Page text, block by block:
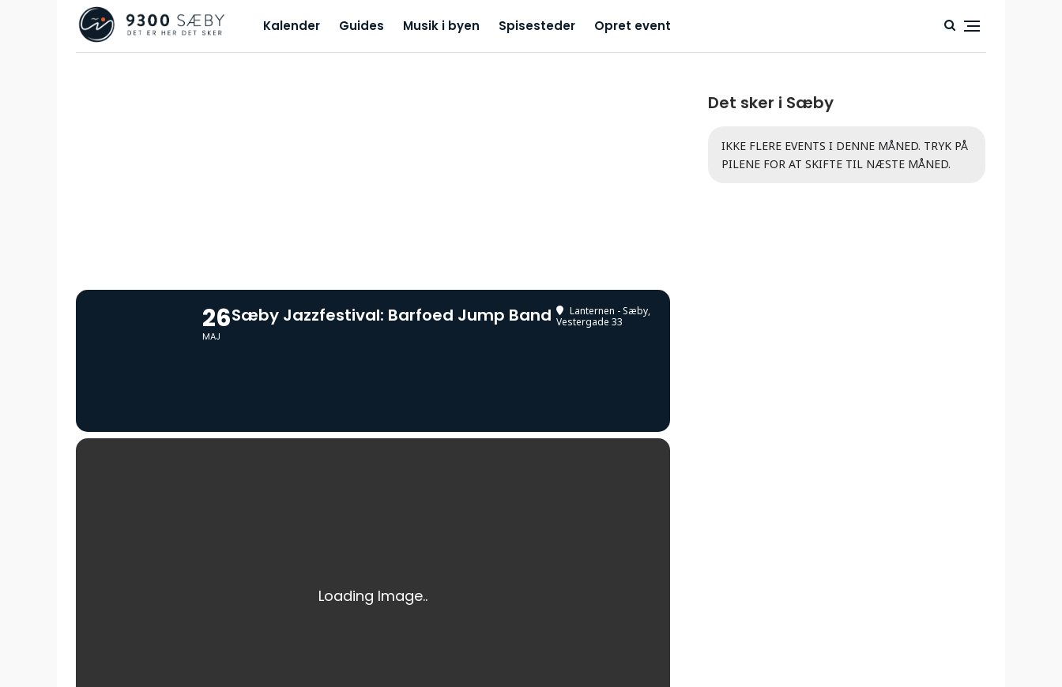
Kalender Guides Musik i byen Spisesteder Opret event
26
MAJ
Sæby Jazzfestival: Barfoed Jump Band Lanternen - Sæby,
Vestergade 33
Det sker i Sæby
IKKE FLERE EVENTS I DENNE MÅNED. TRYK PÅ
PILENE FOR AT SKIFTE TIL NÆSTE MÅNED.